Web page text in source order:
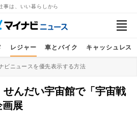
事は、いい暮らしから
レジャー 車とバイク キャッシュレス
ビニュースを優先表示する方法
んだい宇宙館で「宇宙戦
展